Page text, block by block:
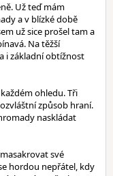
Už teď mám
a v blízké době
už sice prošel tam a
Na těžší
i základní obtížnost
ohledu. Tři
způsob hraní.
naskládat
své
hordou nepřátel, kdy